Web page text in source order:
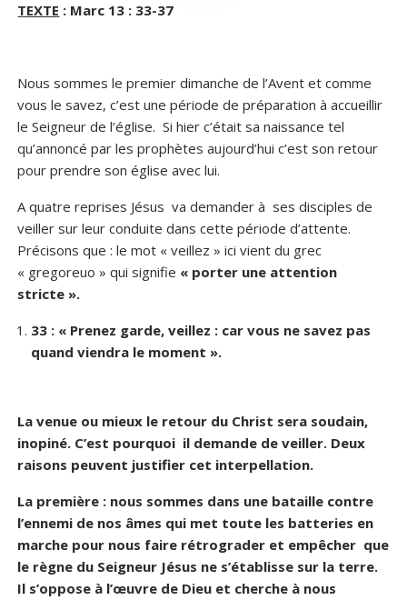
TEXTE : Marc 13 : 33-37
Nous sommes le premier dimanche de l’Avent et comme
vous le savez, c’est une période de préparation à accueillir
le Seigneur de l’église. Si hier c’était sa naissance tel
qu’annoncé par les prophètes aujourd’hui c’est son retour
pour prendre son église avec lui.
A quatre reprises Jésus va demander à ses disciples de
veiller sur leur conduite dans cette période d’attente.
Précisons que : le mot « veillez » ici vient du grec
« gregoreuo » qui signifie « porter une attention
stricte ».
33 : « Prenez garde, veillez : car vous ne savez pas
quand viendra le moment ».
La venue ou mieux le retour du Christ sera soudain,
inopiné. C’est pourquoi il demande de veiller. Deux
raisons peuvent justifier cet interpellation.
La première : nous sommes dans une bataille contre
l’ennemi de nos âmes qui met toute les batteries en
marche pour nous faire rétrograder et empêcher que
le règne du Seigneur Jésus ne s’établisse sur la terre.
Il s’oppose à l’œuvre de Dieu et cherche à nous